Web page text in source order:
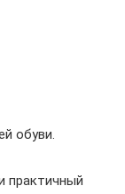
обуви.
практичный